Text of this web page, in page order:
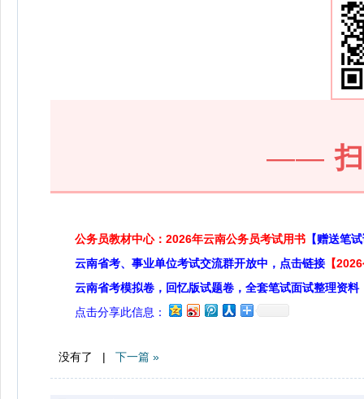
——
公务员教材中心：2026年云南公务员考试用书 【赠送笔
云南省考、事业单位考试交流群开放中，点击链接 【
云南省考模拟卷，回忆版试题卷，全套笔试面试整理资料
点击分享此信息：
没有了 | 下一篇 »